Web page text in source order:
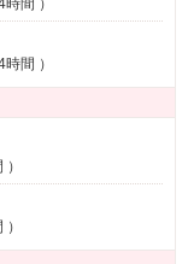
時間 ）
時間 ）
）
）